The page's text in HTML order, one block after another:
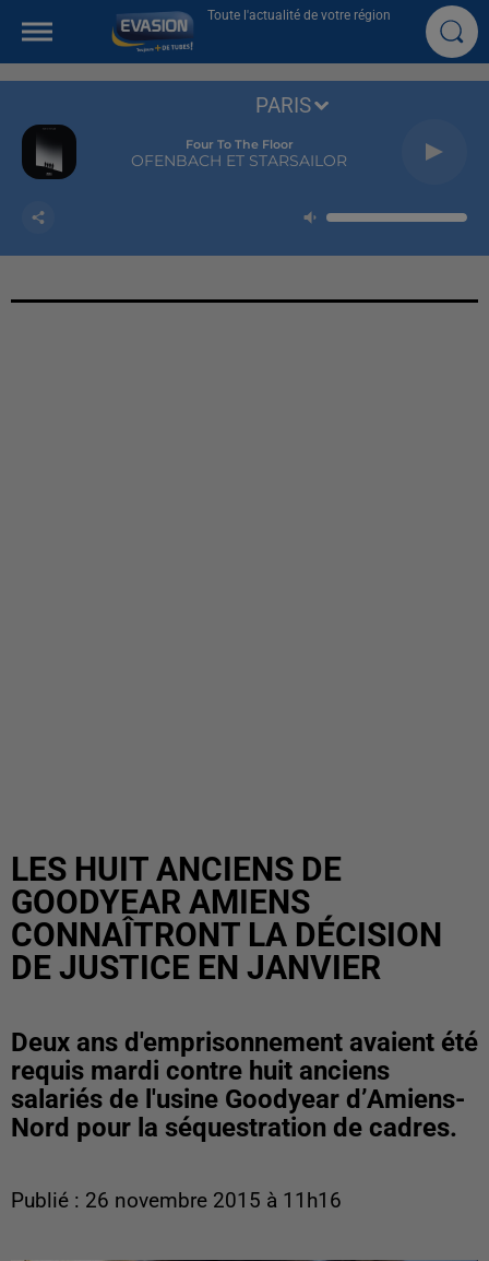
Toute l'actualité de votre région
Four To The Floor
OFENBACH ET STARSAILOR
PARIS
LES HUIT ANCIENS DE
GOODYEAR AMIENS
CONNAÎTRONT LA DÉCISION
DE JUSTICE EN JANVIER
Deux ans d'emprisonnement avaient été
requis mardi contre huit anciens
salariés de l'usine Goodyear d’Amiens-
Nord pour la séquestration de cadres.
Publié : 26 novembre 2015 à 11h16